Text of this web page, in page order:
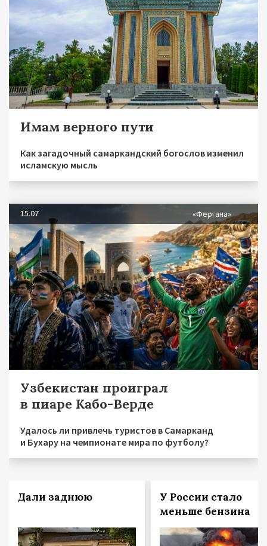
Имам верного пути
Как загадочный самаркандский богослов изменил
исламскую мысль
15.07 «Фергана»
Узбекистан проиграл
в пиаре Кабо-Верде
Удалось ли привлечь туристов в Самарканд
и Бухару на чемпионате мира по футболу?
Дали заднюю
У России стало
меньше бензина